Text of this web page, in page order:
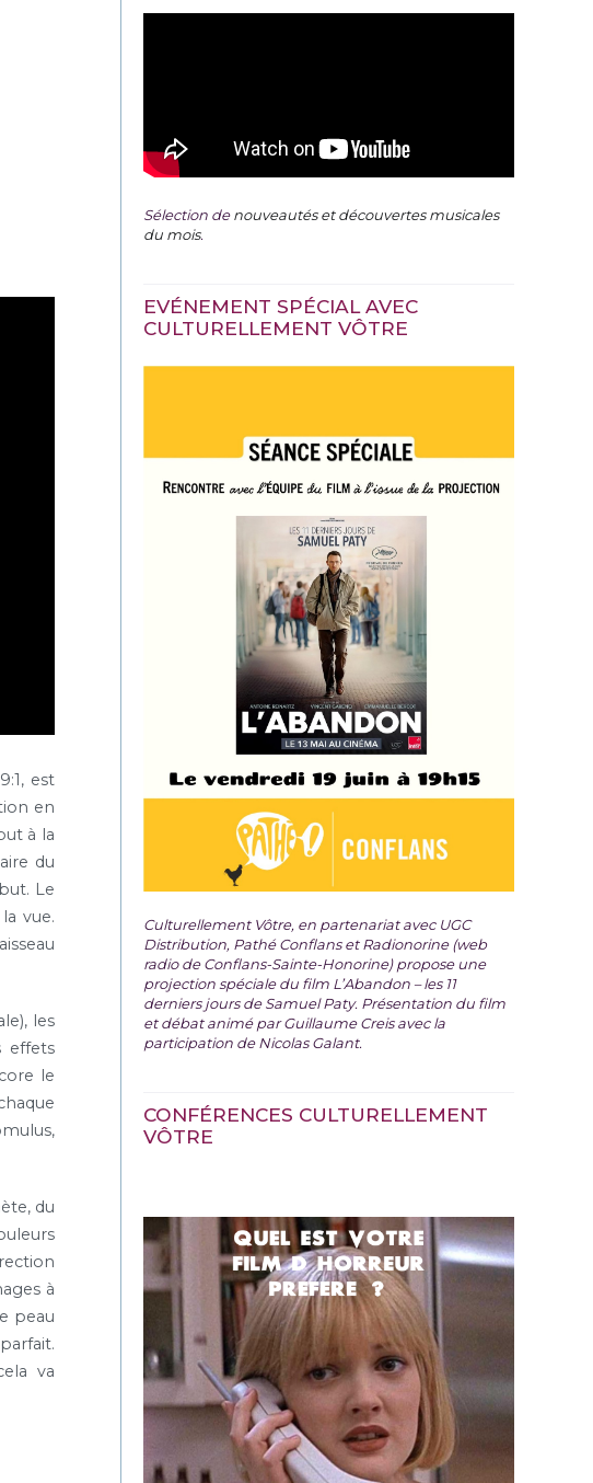
est
en
à la
du
Le
vue.
les
effets
le
du
à
peau
va
Sélection denouveautés et découvertes musicales
du mois.
EVÉNEMENT SPÉCIAL AVEC
CULTURELLEMENT VÔTRE
Culturellement Vôtre, en partenariat avec UGC
Distribution, Pathé Conflans et Radionorine (web
radio de Conflans-Sainte-Honorine) propose une
projection spéciale du film L’Abandon – les 11
derniers jours de Samuel Paty. Présentation du film
et débat animé par Guillaume Creis avec la
participation de Nicolas Galant.
CONFÉRENCES CULTURELLEMENT
VÔTRE